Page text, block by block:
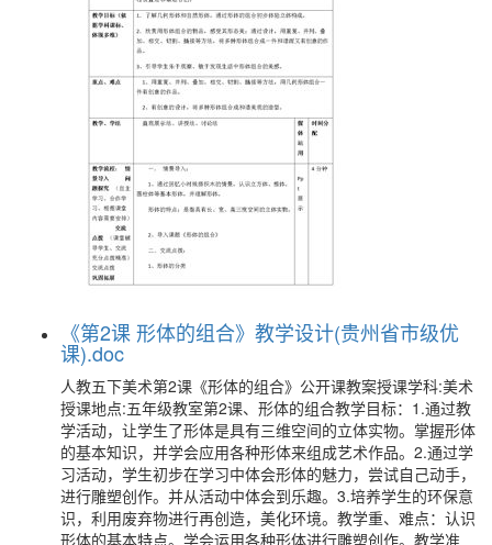
《第2课 形体的组合》教学设计(贵州省市级优
课).doc
人教五下美术第2课《形体的组合》公开课教案授课学科:美术
授课地点:五年级教室第2课、形体的组合教学目标：1.通过教
学活动，让学生了形体是具有三维空间的立体实物。掌握形体
的基本知识，并学会应用各种形体来组成艺术作品。2.通过学
习活动，学生初步在学习中体会形体的魅力，尝试自己动手，
进行雕塑创作。并从活动中体会到乐趣。3.培养学生的环保意
识，利用废弃物进行再创造，美化环境。教学重、难点：认识
形体的基本特点。学会运用各种形体进行雕塑创作。教学准